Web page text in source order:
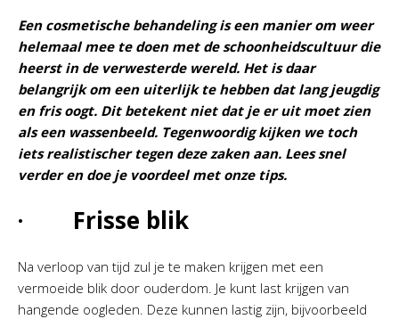
Een cosmetische behandeling is een manier om weer
helemaal mee te doen met de schoonheidscultuur die
heerst in de verwesterde wereld. Het is daar
belangrijk om een uiterlijk te hebben dat lang jeugdig
en fris oogt. Dit betekent niet dat je er uit moet zien
als een wassenbeeld. Tegenwoordig kijken we toch
iets realistischer tegen deze zaken aan. Lees snel
verder en doe je voordeel met onze tips.
· Frisse blik
Na verloop van tijd zul je te maken krijgen met een
vermoeide blik door ouderdom. Je kunt last krijgen van
hangende oogleden. Deze kunnen lastig zijn, bijvoorbeeld